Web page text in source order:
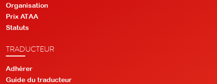
Organisation
Prix ATAA
Statuts
TRADUCTEUR
Adhérer
Guide du traducteur